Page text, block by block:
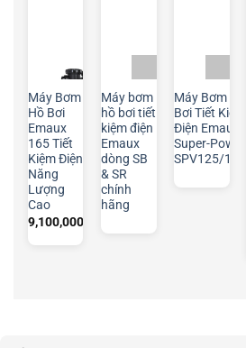
Máy Bơm
Hồ Bơi
Emaux
165 Tiết
Kiệm Điện
Năng
Lượng
Cao
9,100,000
Máy bơm
hồ bơi tiết
kiệm điện
Emaux
dòng SB
& SR
chính
hãng
Máy Bơm Hồ
Bơi Tiết Kiệm
Điện Emaux
Super-Power
SPV125/165